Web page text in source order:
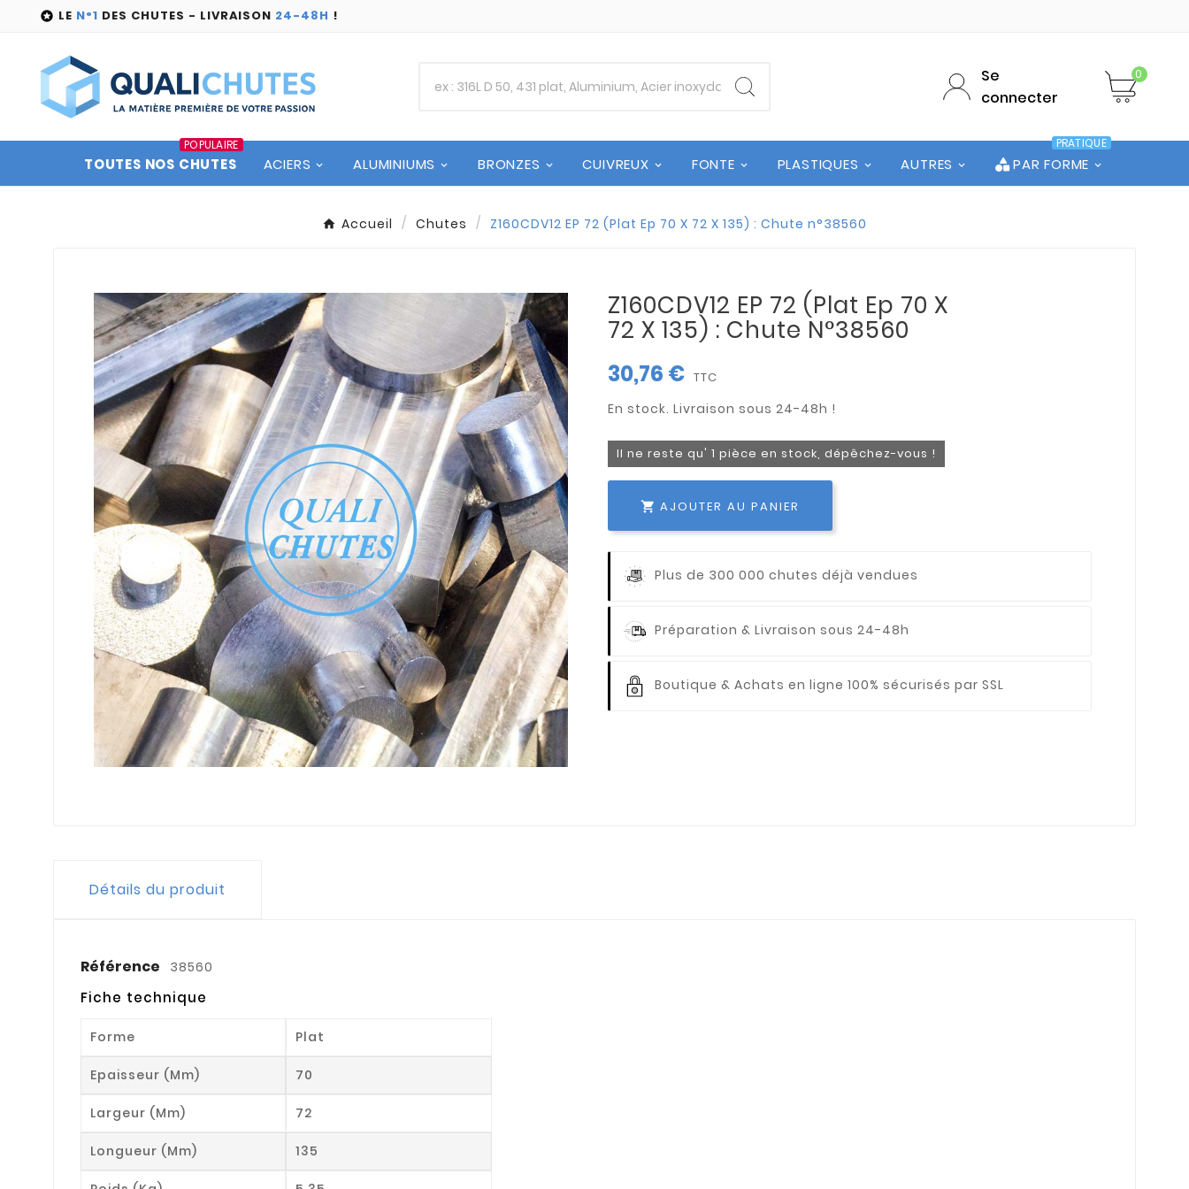
 LE N°1 DES CHUTES - LIVRAISON 24-48H !
Se
connecter
0
TOUTES NOS CHUTES
POPULAIRE
ACIERS ALUMINIUMS BRONZES CUIVREUX FONTE PLASTIQUES AUTRES PAR FORME
PRATIQUE
Accueil Chutes Z160CDV12 EP 72 (Plat Ep 70 X 72 X 135) : Chute n°38560
Z160CDV12 EP 72 (Plat Ep 70 X
72 X 135) : Chute N°38560
30,76 € TTC
Il ne reste qu' 1 pièce en stock, dépêchez-vous !
 AJOUTER AU PANIER
Plus de 300 000 chutes déjà vendues
Préparation & Livraison sous 24-48h
Boutique & Achats en ligne 100% sécurisés par SSL
Détails du produit
Référence 38560
Fiche technique
Forme Plat
Epaisseur (mm) 70
Largeur (mm) 72
Longueur (mm) 135